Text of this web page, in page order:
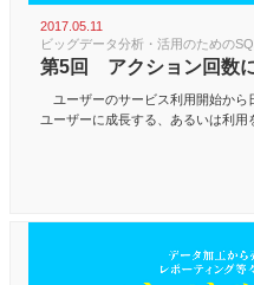
2017.05.11
ビッグデータ分析・活用のための
第5回 アクション回数
ユーザーのサービス利用開始から
ユーザーに成長する、あるいは利用